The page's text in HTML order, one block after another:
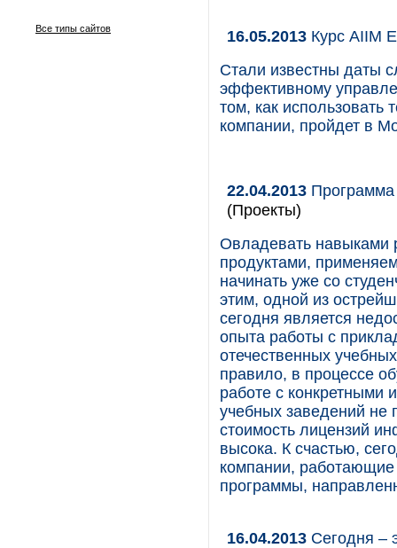
Все типы сайтов 16.05.2013 Курс AIIM
Стали известны даты
эффективному
том, как использовать
компании, пройдет в
22.04.2013
(Проекты)
Овладевать навыками
продуктами,
начинать уже со
этим, одной из
сегодня является
опыта работы с
отечественных
правило, в процессе
работе с
учебных заведений не
стоимость лицензий
высока. К счастью,
компании,
программы,
16.04.2013 Сегодня –